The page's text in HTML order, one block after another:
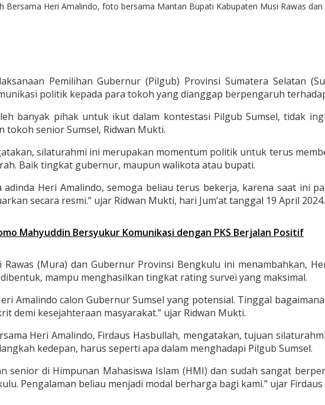
Bersama Heri Amalindo, foto bersama Mantan Bupati Kabupaten Musi Rawas
Pemilihan Gubernur (Pilgub) Provinsi Sumatera Selatan
politik kepada para tokoh yang dianggap berpengaruh
banyak pihak untuk ikut dalam kontestasi Pilgub Sumsel, tidak
tokoh senior Sumsel, Ridwan Mukti.
silaturahmi ini merupakan momentum politik untuk terus
Baik tingkat gubernur, maupun walikota atau bupati.
adinda Heri Amalindo, semoga beliau terus bekerja, karena saat
secara resmi.” ujar Ridwan Mukti, hari Jum’at tanggal 19 April 2024.
Mahyuddin Bersyukur Komunikasi dengan PKS Berjalan Positif
(Mura) dan Gubernur Provinsi Bengkulu ini menambahkan,
mampu menghasilkan tingkat rating survei yang maksimal.
Amalindo calon Gubernur Sumsel yang potensial. Tinggal
demi kesejahteraan masyarakat.” ujar Ridwan Mukti.
Heri Amalindo, Firdaus Hasbullah, mengatakan, tujuan
kedepan, harus seperti apa dalam menghadapi Pilgub Sumsel.
senior di Himpunan Mahasiswa Islam (HMI) dan sudah sangat
Pengalaman beliau menjadi modal berharga bagi kami.” ujar Firdaus